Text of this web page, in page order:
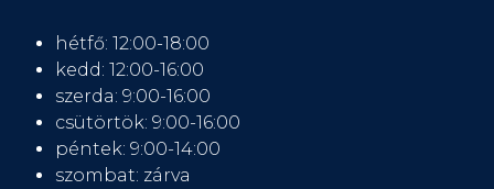
hétfő: 12:00-18:00
kedd: 12:00-16:00
szerda: 9:00-16:00
csütörtök: 9:00-16:00
péntek: 9:00-14:00
szombat: zárva